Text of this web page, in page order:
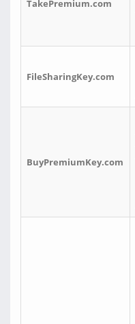
TakePremium.com
FileSharingKey.com
BuyPremiumKey.com